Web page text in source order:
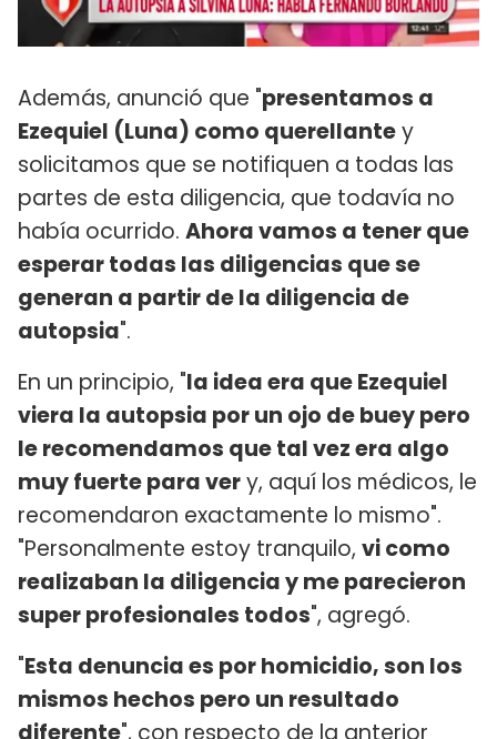
Además, anunció que "presentamos a
Ezequiel (Luna) como querellantey
solicitamos que se notifiquen a todas las
partes de esta diligencia, que todavía no
había ocurrido. Ahora vamos a tener que
esperar todas las diligencias que se
generan a partir de la diligencia de
autopsia".
En un principio, "la idea era que Ezequiel
viera la autopsia por un ojo de buey pero
le recomendamos que tal vez era algo
muy fuerte para very, aquí los médicos, le
recomendaron exactamente lo mismo".
"Personalmente estoy tranquilo, vi como
realizaban la diligencia y me parecieron
super profesionales todos", agregó.
"Esta denuncia es por homicidio, son los
mismos hechos pero un resultado
diferente", con respecto de la anterior